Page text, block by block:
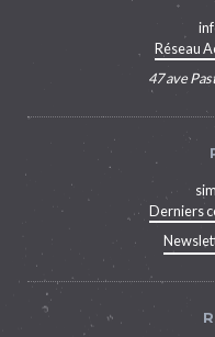
Réseau
47 ave
Derniers